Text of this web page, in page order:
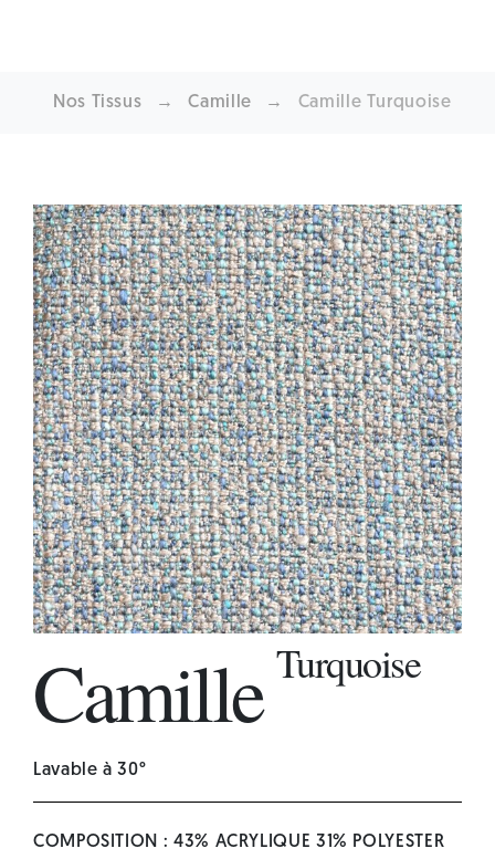
Nos Tissus → Camille → Camille Turquoise
Camille Turquoise
Lavable à 30°
COMPOSITION : 43% ACRYLIQUE 31% POLYESTER